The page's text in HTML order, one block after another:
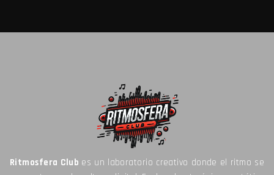
Ritmosfera Club es un laboratorio creativo donde el ritmo se